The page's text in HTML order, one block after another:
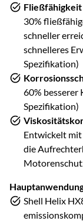
Fließfähigkeit
30%
schneller
schnelleres
Spezifikation)
60% besserer
Spezifikation)
Entwickelt
die
Shell Helix